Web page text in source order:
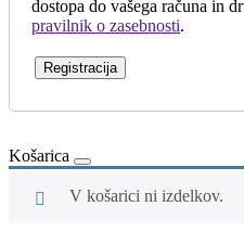
dostopa do vašega računa in
pravilnik o zasebnosti.
Registracija
Košarica
V košarici ni izdelkov.